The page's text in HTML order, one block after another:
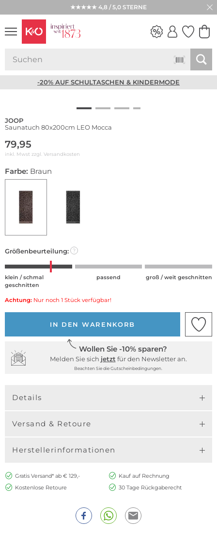
★★★★★ 4,8 / 5,0 STERNE
-20% AUF SCHULTASCHEN & KINDERMODE
JOOP
Saunatuch 80x200cm LEO Mocca
79,95
inkl. Mwst zzgl. Versandkosten
Farbe: Braun
Größenbeurteilung: ?
klein / schmal
geschnitten
passend groß / weit geschnitten
Achtung: Nur noch 1 Stück verfügbar!
IN DEN WARENKORB
Wollen Sie -10% sparen?
Melden Sie sich jetzt für den Newsletter an.
Beachten Sie die Gutscheinbedingungen.
Details
Versand & Retoure
Herstellerinformationen
Gratis Versand* ab € 129,-
Kauf auf Rechnung
Kostenlose Retoure
30 Tage Rückgaberecht